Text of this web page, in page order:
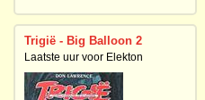
Trigië - Big Balloon 2
Laatste uur voor Elekton